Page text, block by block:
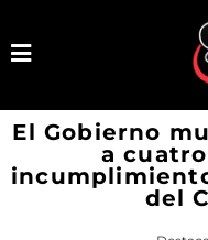
El Gobierno
a
del